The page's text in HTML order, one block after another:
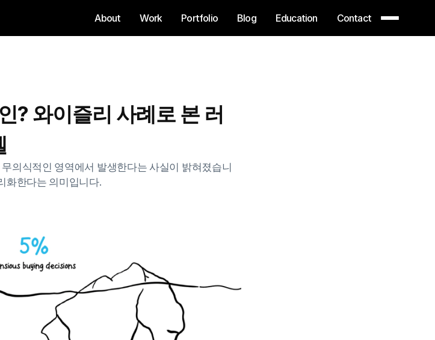
About Work Portfolio Blog Education Contact
? 와이즐리 사례로 본 러
의식적인 영역에서 발생한다는 사실이 밝혀졌습니
화한다는 의미입니다.